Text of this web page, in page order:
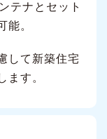
テナとセット
能。
して新築住宅
ます。